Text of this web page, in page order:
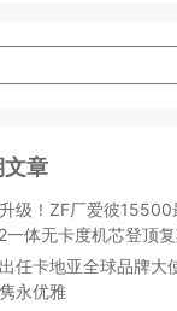
章
级！ZF厂爱彼15500
体无卡度机芯登顶
任卡地亚全球品牌大
永优雅